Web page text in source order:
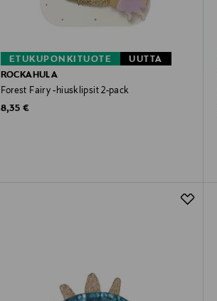
ETUKUPONKITUOTE
UUTTA
ROCKAHULA
Forest Fairy -hiusklipsit 2-pack
Original Price
8,35 €